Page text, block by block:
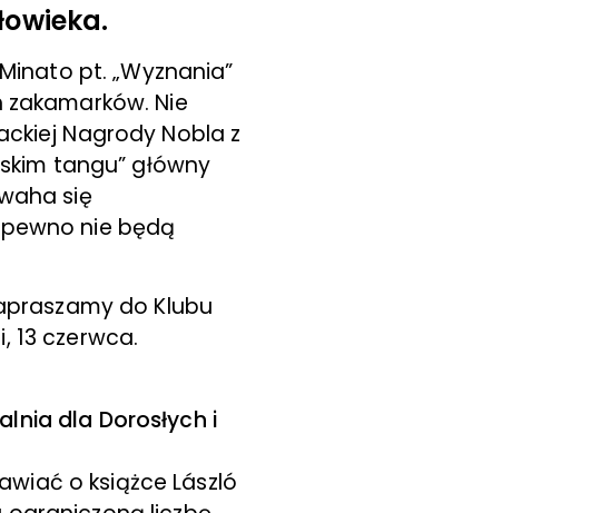
pt. „Wyznania”
Nie
Nagrody Nobla z
tangu” główny
się
nie będą
do Klubu
13 czerwca.
dla Dorosłych i
o książce László